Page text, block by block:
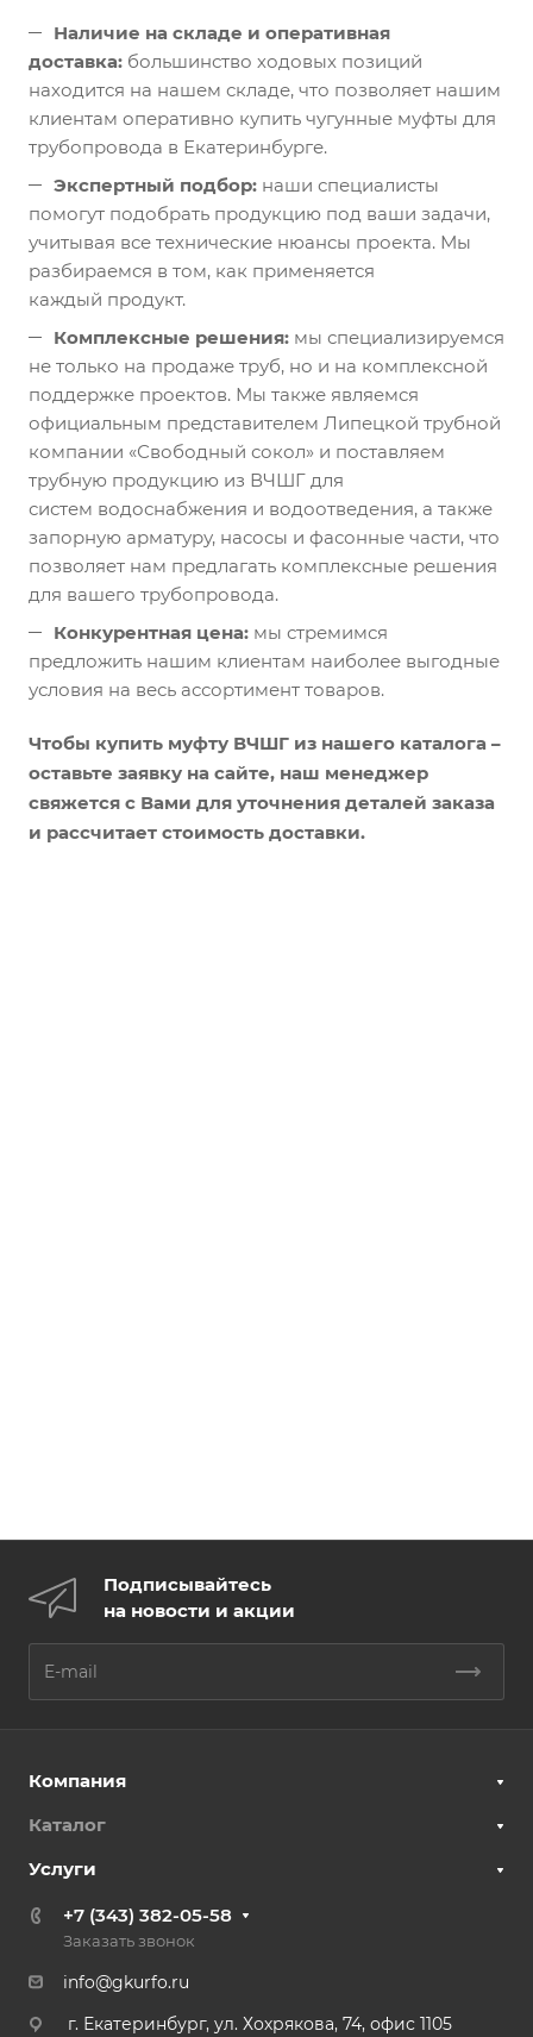
Наличие на складе и оперативная
доставка: большинство ходовых позиций
находится на нашем складе, что позволяет нашим
клиентам оперативно купить чугунные муфты для
трубопровода в Екатеринбурге.
Экспертный подбор: наши специалисты
помогут подобрать продукцию под ваши задачи,
учитывая все технические нюансы проекта. Мы
разбираемся в том, как применяется
каждый продукт.
Комплексные решения: мы специализируемся
не только на продаже труб, но и на комплексной
поддержке проектов. Мы также являемся
официальным представителем Липецкой трубной
компании «Свободный сокол» и поставляем
трубную продукцию из ВЧШГ для
систем водоснабжения и водоотведения, а также
запорную арматуру, насосы и фасонные части, что
позволяет нам предлагать комплексные решения
для вашего трубопровода.
Конкурентная цена: мы стремимся
предложить нашим клиентам наиболее выгодные
условия на весь ассортимент товаров.
Чтобы купить муфту ВЧШГ из нашего каталога –
оставьте заявку на сайте, наш менеджер
свяжется с Вами для уточнения деталей заказа
и рассчитает стоимость доставки.
Подписывайтесь
на новости и акции
Компания
Каталог
Услуги
+7 (343) 382-05-58
Заказать звонок
info@gkurfo.ru
г. Екатеринбург, ул. Хохрякова, 74, офис 1105